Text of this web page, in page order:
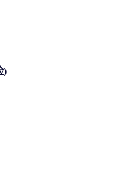
)